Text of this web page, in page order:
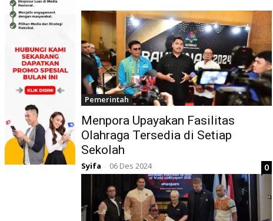
Pemerintah
Menpora Upayakan Fasilitas
Olahraga Tersedia di Setiap
Sekolah
Syifa - 06 Des 2024 0